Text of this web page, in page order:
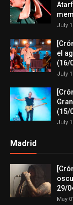
July
el
(16/
July
(15/
July
Madrid
29/
May